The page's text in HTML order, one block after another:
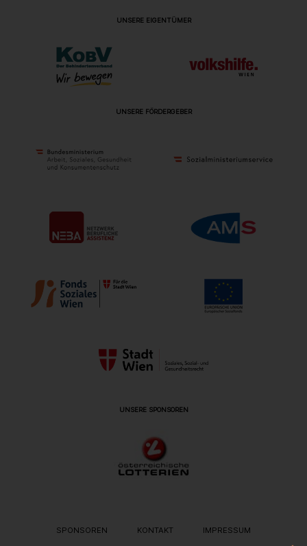
UNSERE EIGENTÜMER
UNSERE FÖRDERGEBER
UNSERE SPONSOREN
METANAVIGATION
SPONSOREN KONTAKT IMPRESSUM